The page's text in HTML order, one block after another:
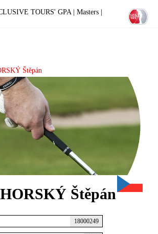
TOURS' GPA | Masters |
Štěpán
Štěpán
18000249